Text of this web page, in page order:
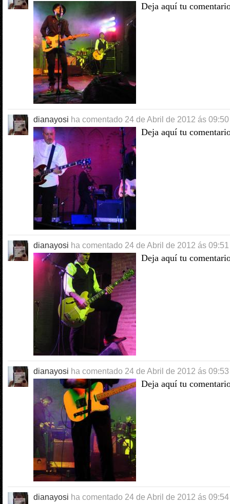
Deja aquí tu
dianayosi ha comentado 24 de Abril de 2012 ás 09:50
Deja aquí tu
dianayosi ha comentado 24 de Abril de 2012 ás 09:51
Deja aquí tu
dianayosi ha comentado 24 de Abril de 2012 ás 09:53
Deja aquí tu
dianayosi ha comentado 24 de Abril de 2012 ás 09:54